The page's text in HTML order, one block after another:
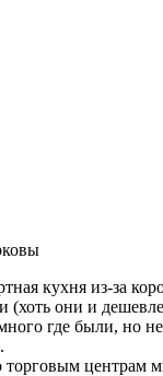
кухня из-за
(хоть они и
где были, но
торговым центрам